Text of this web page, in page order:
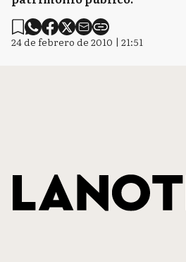
24 de febrero de 2010 | 21:51